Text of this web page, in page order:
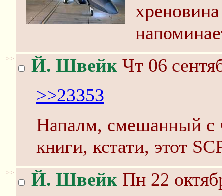
>> Й. Швейк Чт 06
>>23353
Напалм, смешанный с
книги, кстати, этот
>> Й. Швейк Пн 22